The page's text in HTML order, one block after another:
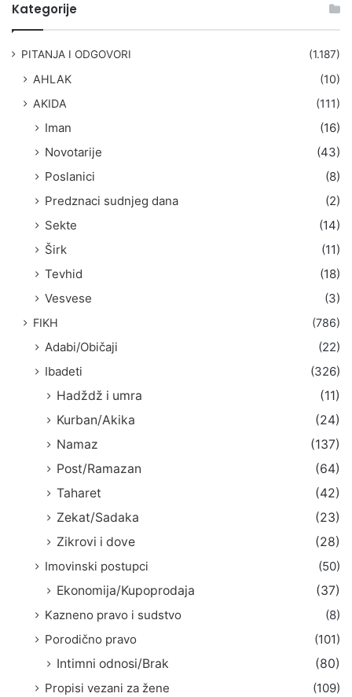
Kategorije
PITANJA I ODGOVORI (1.187)
AHLAK
(10)
AKIDA
(111)
Iman
(16)
Novotarije
(43)
Poslanici
(8)
Predznaci sudnjeg dana
(2)
Sekte
(14)
Širk
(11)
Tevhid
(18)
Vesvese
(3)
FIKH (786)
Adabi/Običaji
(22)
Ibadeti
(326)
Hadždž i umra
(11)
Kurban/Akika
(24)
Namaz
(137)
Post/Ramazan
(64)
Taharet
(42)
Zekat/Sadaka
(23)
Zikrovi i dove
(28)
Imovinski postupci
(50)
Ekonomija/Kupoprodaja
(37)
Kazneno pravo i sudstvo
(8)
Porodično pravo
(101)
Intimni odnosi/Brak
(80)
Propisi vezani za žene
(109)